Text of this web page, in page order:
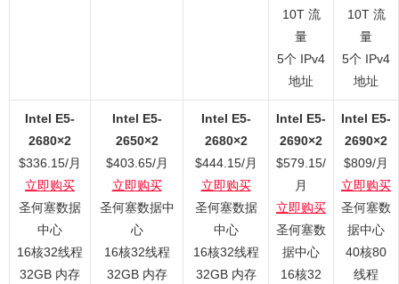
10T 流
量
5个 IPv4
地址
10T 流
量
5个 IPv4
地址
Intel E5-
2680×2
$336.15/月
立即购买
圣何塞数据
中心
16核32线程
32GB 内存
Intel E5-
2650×2
$403.65/月
立即购买
圣何塞数据中
心
16核32线程
32GB 内存
Intel E5-
2680×2
$444.15/月
立即购买
圣何塞数据
中心
16核32线程
32GB 内存
Intel E5-
2690×2
$579.15/
月
立即购买
圣何塞数
据中心
16核32
Intel E5-
2690×2
$809/月
立即购买
圣何塞数
据中心
40核80
线程